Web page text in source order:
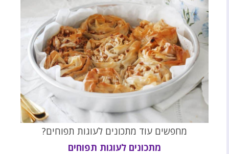
מחפשים עוד מתכונים לעוגות תפוחים?
מתכונים לעוגות תפוחים